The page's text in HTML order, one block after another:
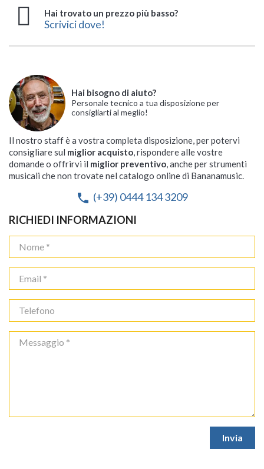
Hai trovato un prezzo più basso?
Scrivici dove!
Hai bisogno di aiuto?
Personale tecnico a tua disposizione per
consigliarti al meglio!
Il nostro staff è a vostra completa disposizione, per potervi
consigliare sul miglior acquisto, rispondere alle vostre
domande o offrirvi il miglior preventivo, anche per strumenti
musicali che non trovate nel catalogo online di Bananamusic.
phone (+39) 0444 134 3209
RICHIEDI INFORMAZIONI